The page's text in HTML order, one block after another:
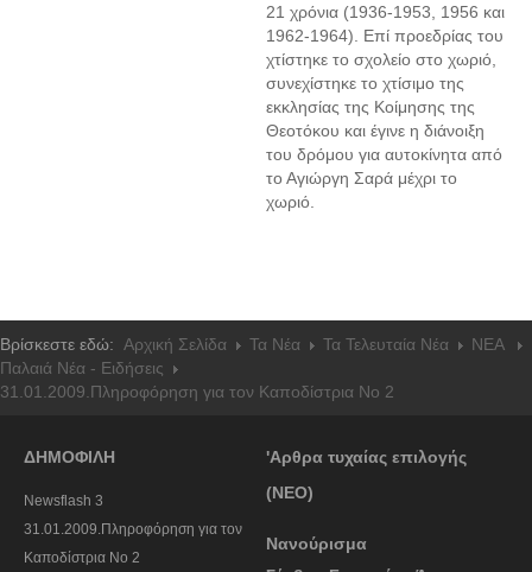
21 χρόνια (1936-1953, 1956 και
1962-1964). Επί προεδρίας του
χτίστηκε το σχολείο στο χωριό,
συνεχίστηκε το χτίσιμο της
εκκλησίας της Κοίμησης της
Θεοτόκου και έγινε η διάνοιξη
του δρόμου για αυτοκίνητα από
το Αγιώργη Σαρά μέχρι το
χωριό.
Βρίσκεστε εδώ: Αρχική Σελίδα Τα Νέα Τα Τελευταία Νέα
NEA
Παλαιά Νέα - Ειδήσεις
31.01.2009.Πληροφόρηση για τον Καποδίστρια Νο 2
ΔΗΜΟΦΙΛΗ
Newsflash 3
31.01.2009.Πληροφόρηση για τον
Καποδίστρια Νο 2
'Αρθρα τυχαίας επιλογής
(ΝΕΟ)
Νανούρισμα